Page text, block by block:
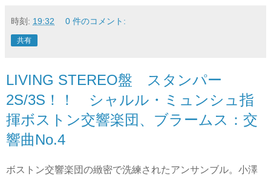
時刻: 19:32 0 件のコメント:
共有
LIVING STEREO盤 スタンパー
2S/3S！！ シャルル・ミュンシュ指
揮ボストン交響楽団、ブラームス：交
響曲No.4
ボストン交響楽団の緻密で洗練されたアンサンブル。小澤